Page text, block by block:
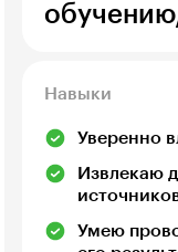
Навыки
Уверенно
Извлекаю
Умею